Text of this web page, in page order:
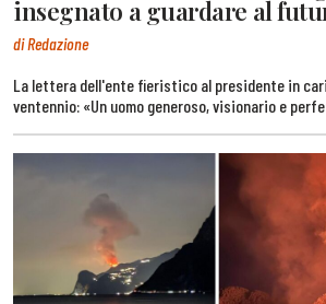
insegnato a guardare al
di Redazione
La lettera dell'ente fieristico al presidente in
ventennio: «Un uomo generoso, visionario e